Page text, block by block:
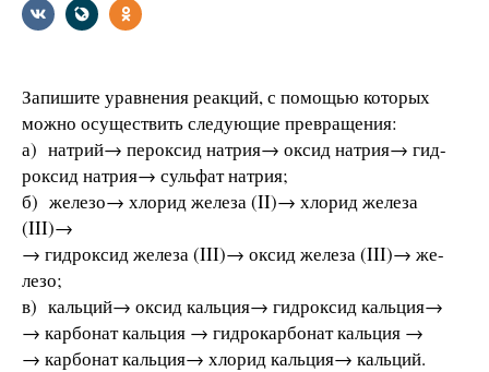
Запишите уравнения реакций, с помощью которых
можно осуществить следующие превращения:
а) натрий→ пероксид натрия→ оксид натрия→ гид-
роксид натрия→ сульфат натрия;
б) железо→ хлорид железа (II)→ хлорид железа
(III)→
→ гидроксид железа (III)→ оксид железа (III)→ же-
лезо;
в) кальций→ оксид кальция→ гидроксид кальция→
→ карбонат кальция → гидрокарбонат кальция →
→ карбонат кальция→ хлорид кальция→ кальций.